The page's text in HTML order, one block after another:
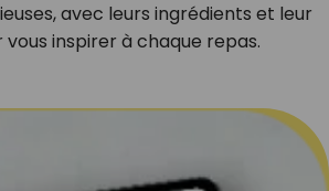
avec leurs ingrédients et leur
inspirer à chaque repas.